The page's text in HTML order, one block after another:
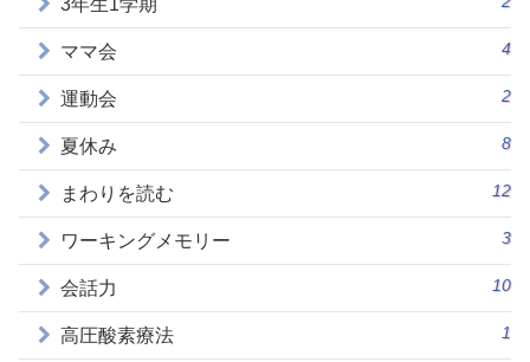
ママ会 4
運動会 2
夏休み 8
まわりを読む 12
ワーキングメモリー 3
会話力 10
高圧酸素療法 1